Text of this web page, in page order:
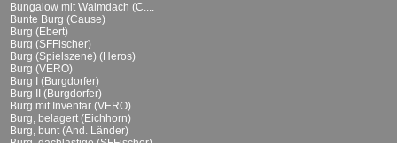
Bungalow mit Walmdach (C....
Bunte Burg (Cause)
Burg (Ebert)
Burg (SFFischer)
Burg (Spielszene) (Heros)
Burg (VERO)
Burg I (Burgdorfer)
Burg II (Burgdorfer)
Burg mit Inventar (VERO)
Burg, belagert (Eichhorn)
Burg, bunt (And. Länder)